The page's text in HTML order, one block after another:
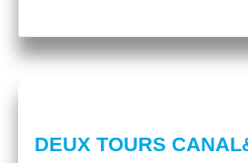
DEUX TOURS